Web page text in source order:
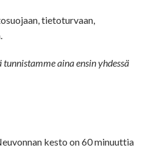
tietoturvaan,
aina ensin yhdessä
kesto on 60 minuuttia